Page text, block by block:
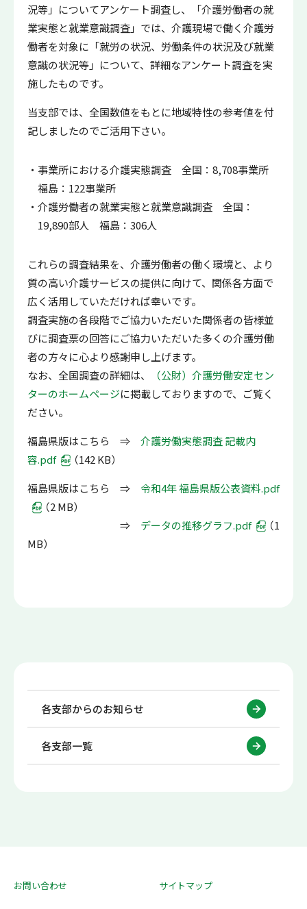
各支部からのお知らせ
各支部一覧
況等」についてアンケート調査し、「介護労働者の就
業実態と就業意識調査」では、介護現場で働く介護労
働者を対象に「就労の状況、労働条件の状況及び就業
意識の状況等」について、詳細なアンケート調査を実
施したものです。
当支部では、全国数値をもとに地域特性の参考値を付
記しましたのでご活用下さい。
事業所における介護実態調査 全国：8,708事業所
福島：122事業所
介護労働者の就業実態と就業意識調査 全国：
19,890部人 福島：306人
これらの調査結果を、介護労働者の働く環境と、より
質の高い介護サービスの提供に向けて、関係各方面で
広く活用していただければ幸いです。
調査実施の各段階でご協力いただいた関係者の皆様並
びに調査票の回答にご協力いただいた多くの介護労働
者の方々に心より感謝申し上げます。
なお、全国調査の詳細は、
（公財）介護労働安定セン
ターのホームページに掲載しておりますので、ご覧く
ださい。
福島県版はこちら ⇒ 介護労働実態調査 記載内
容.pdf
（142 KB）
福島県版はこちら ⇒ 令和4年 福島県版公表資料.pdf
（2 MB）
⇒ データの推移グラフ.pdf
（1
MB）
お問い合わせ サイトマップ